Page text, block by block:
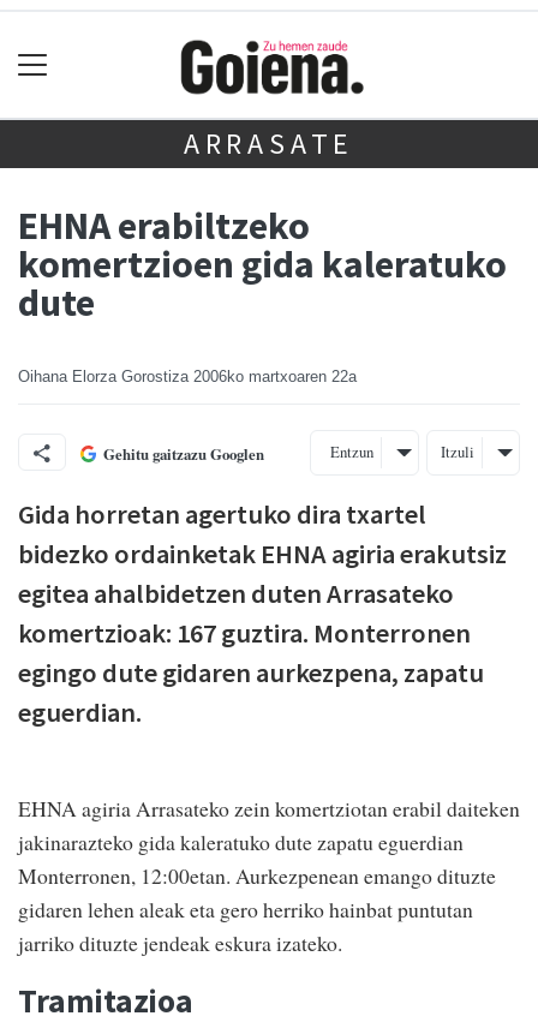
ARRASATE
EHNA erabiltzeko
komertzioen gida kaleratuko
dute
Oihana Elorza Gorostiza 2006ko martxoaren 22a
Gehitu gaitzazu Googlen Entzun Itzuli
Gida horretan agertuko dira txartel
bidezko ordainketak EHNA agiria erakutsiz
egitea ahalbidetzen duten Arrasateko
komertzioak: 167 guztira. Monterronen
egingo dute gidaren aurkezpena, zapatu
eguerdian.
EHNA agiria Arrasateko zein komertziotan erabil daiteken
jakinarazteko gida kaleratuko dute zapatu eguerdian
Monterronen, 12:00etan. Aurkezpenean emango dituzte
gidaren lehen aleak eta gero herriko hainbat puntutan
jarriko dituzte jendeak eskura izateko.
Tramitazioa